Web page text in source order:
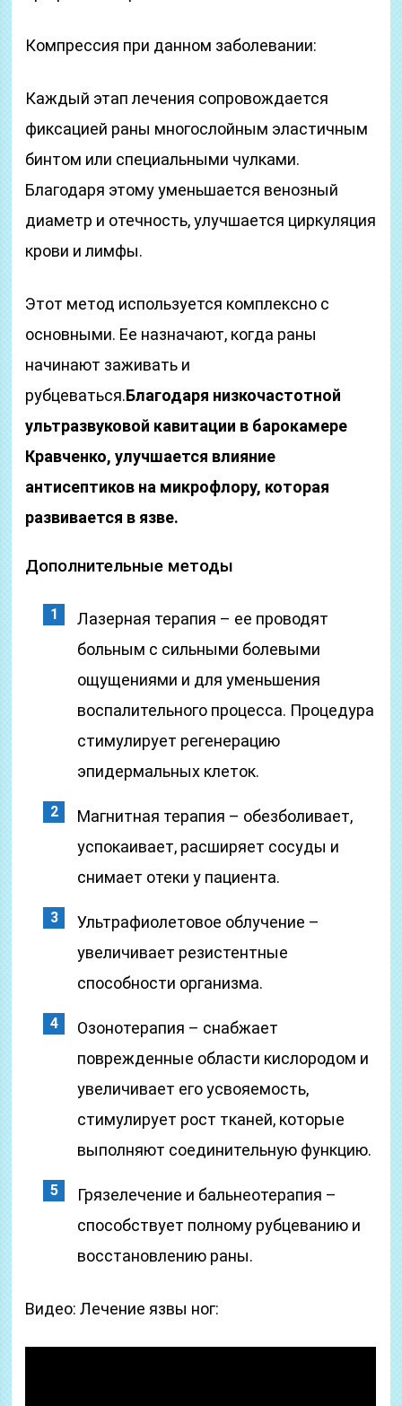
Компрессия при данном заболевании:
Каждый этап лечения сопровождается
фиксацией раны многослойным эластичным
бинтом или специальными чулками.
Благодаря этому уменьшается венозный
диаметр и отечность, улучшается циркуляция
крови и лимфы.
Этот метод используется комплексно с
основными. Ее назначают, когда раны
начинают заживать и
рубцеваться.Благодаря низкочастотной
ультразвуковой кавитации в барокамере
Кравченко, улучшается влияние
антисептиков на микрофлору, которая
развивается в язве.
Дополнительные методы
Лазерная терапия – ее проводят
больным с сильными болевыми
ощущениями и для уменьшения
воспалительного процесса. Процедура
стимулирует регенерацию
эпидермальных клеток.
Магнитная терапия – обезболивает,
успокаивает, расширяет сосуды и
снимает отеки у пациента.
Ультрафиолетовое облучение –
увеличивает резистентные
способности организма.
Озонотерапия – снабжает
поврежденные области кислородом и
увеличивает его усвояемость,
стимулирует рост тканей, которые
выполняют соединительную функцию.
Грязелечение и бальнеотерапия –
способствует полному рубцеванию и
восстановлению раны.
Видео: Лечение язвы ног: